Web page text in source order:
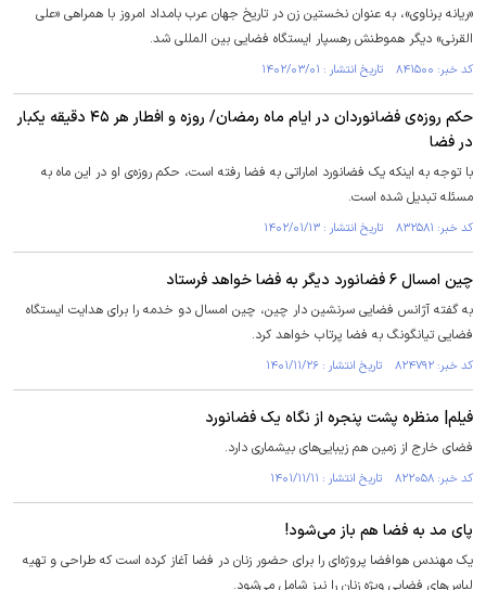
«ریانه برناوی»، به عنوان نخستین زن در تاریخ جهان عرب بامداد امروز با همراهی «علی
القرنی» دیگر هموطنش رهسپار ایستگاه فضایی بین المللی شد.
کد خبر: ۸۴۱۵۰۰ تاریخ انتشار : ۱۴۰۲/۰۳/۰۱
حکم روزه‌ی فضانوردان در ایام ماه رمضان/ روزه و افطار هر ۴۵ دقیقه یکبار
در فضا
با توجه به اینکه یک فضانورد اماراتی به فضا رفته است، حکم روزه‌ی او در این ماه به
مسئله تبدیل شده است.
کد خبر: ۸۳۲۵۸۱ تاریخ انتشار : ۱۴۰۲/۰۱/۱۳
چین امسال ۶ فضانورد دیگر به فضا خواهد فرستاد
به گفته آژانس فضایی سرنشین دار چین، چین امسال دو خدمه را برای هدایت ایستگاه
فضایی تیانگونگ به فضا پرتاب خواهد کرد.
کد خبر: ۸۲۴۷۹۲ تاریخ انتشار : ۱۴۰۱/۱۱/۲۶
فیلم| منظره پشت پنجره از نگاه یک فضانورد
فضای خارج از زمین هم زیبایی‌های بیشماری دارد.
کد خبر: ۸۲۲۰۵۸ تاریخ انتشار : ۱۴۰۱/۱۱/۱۱
پای مد به فضا هم باز می‌شود!
یک مهندس هوافضا پروژه‌ای را برای حضور زنان در فضا آغاز کرده است که طراحی و تهیه
لباس‌های فضایی ویژه زنان را نیز شامل می‌شود.